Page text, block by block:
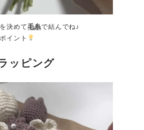
決めて毛糸で結んでね♪
イント
ッピング